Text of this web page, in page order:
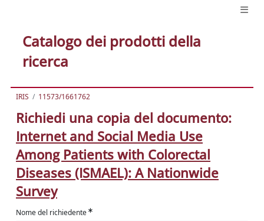
Catalogo dei prodotti della
ricerca
IRIS 11573/1661762
Richiedi una copia del documento:
Internet and Social Media Use
Among Patients with Colorectal
Diseases (ISMAEL): A Nationwide
Survey
Nome del richiedente